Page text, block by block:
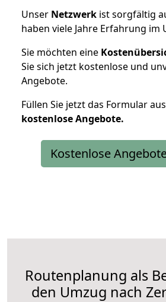
Unser Netzwerk ist sorgfältig
haben viele Jahre Erfahrung im
Sie möchten eine
Sie sich jetzt kostenlose und
Angebote.
Füllen Sie jetzt das Formular
kostenloseAngebote.
Kostenlose
Routenplanung als
den Umzug nach